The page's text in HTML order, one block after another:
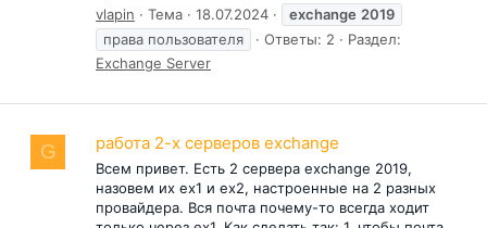
vlapin
Тема 18.07.2024 exchange 2019
права пользователя
Ответы: 2
Раздел:
Exchange Server
G работа 2-х серверов exchange
Всем привет. Есть 2 сервера exchange 2019,
назовем их ex1 и ex2, настроенные на 2 разных
провайдера. Вся почта почему-то всегда ходит